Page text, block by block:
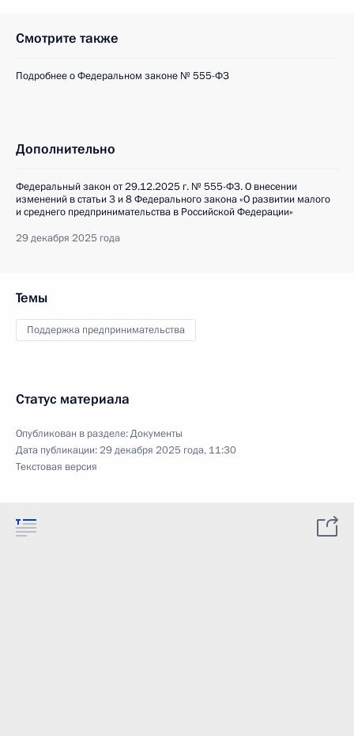
Смотрите также
Подробнее о Федеральном законе № 555-ФЗ
Дополнительно
Федеральный закон от 29.12.2025 г. № 555-ФЗ. О внесении
изменений в статьи 3 и 8 Федерального закона «О развитии малого
и среднего предпринимательства в Российской Федерации»
29 декабря 2025 года
Темы
Поддержка предпринимательства
Статус материала
Опубликован в разделе:Документы
Дата публикации:29 декабря 2025 года, 11:30
Текстовая версия